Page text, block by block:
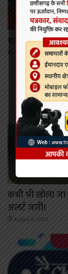
बालको कर रहा है
August 8, 2026
कभी भी खोला
अलर्ट जारी।
August 8, 2026